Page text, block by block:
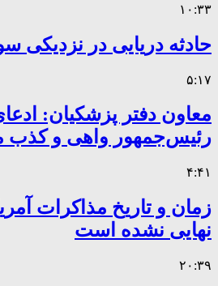
۱۰:۳۳
حادثه دریایی در نزدیکی
۵:۱۷
معاون دفتر پزشکیان:
رئیس‌جمهور واهی و
۴:۴۱
زمان و تاریخ مذاکرات
نهایی نشده است
۲۰:۳۹